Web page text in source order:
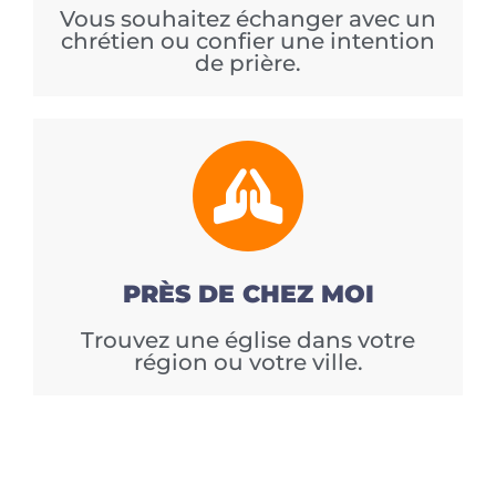
Vous souhaitez échanger avec un
chrétien ou confier une intention
de prière.
PRÈS DE CHEZ MOI
Trouvez une église dans votre
région ou votre ville.